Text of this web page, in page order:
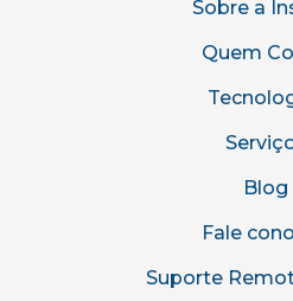
Sobre a
Quem
Blog
Fale
Suporte